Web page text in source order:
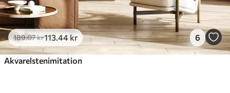
189.07kr113 .44 kr 6
Akvarelstenimitation